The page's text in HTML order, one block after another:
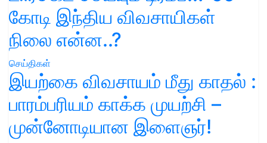
கோடி இந்திய விவசாயிகள்
நிலை என்ன..?
செய்திகள்
இயற்கை விவசாயம் மீது காதல் :
பாரம்பரியம் காக்க முயற்சி –
முன்னோடியான இளைஞர்!